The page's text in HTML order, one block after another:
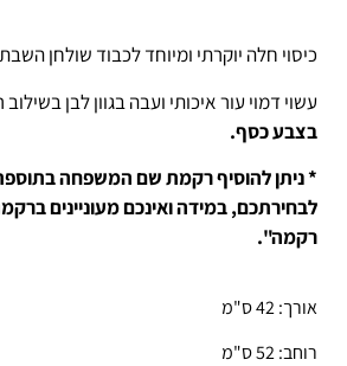
כיסוי חלה יוקרתי ומיוחד לכבוד שולחן
עשוי דמוי עור איכותי ועבה בגוון לבן
בצבע כסף.
לבחירתכם, במידה ואינכם מעוניינים
רקמה".
אורך: 42 ס"מ
רוחב: 52 ס"מ